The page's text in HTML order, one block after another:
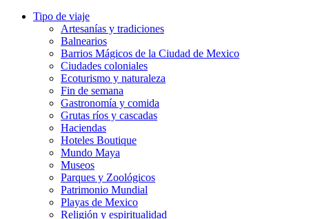
Tipo de viaje
Artesanías y tradiciones
Balnearios
Barrios Mágicos de la Ciudad de Mexico
Ciudades coloniales
Ecoturismo y naturaleza
Fin de semana
Gastronomía y comida
Grutas ríos y cascadas
Haciendas
Hoteles Boutique
Mundo Maya
Museos
Parques y Zoológicos
Patrimonio Mundial
Playas de Mexico
Religión y espiritualidad